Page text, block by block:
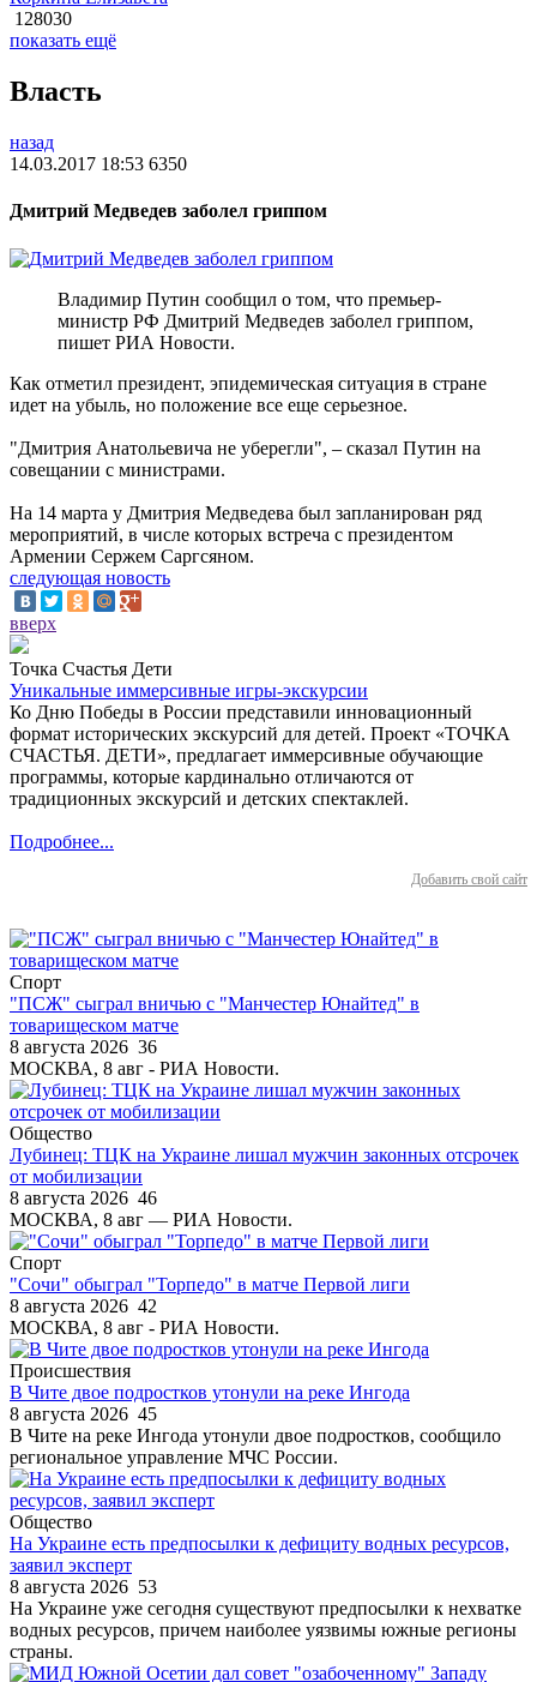
128030
показать ещё
Власть
назад
14.03.2017 18:53 6350
Дмитрий Медведев заболел гриппом
Владимир Путин сообщил о том, что премьер-
министр РФ Дмитрий Медведев заболел гриппом,
пишет РИА Новости.
Как отметил президент, эпидемическая ситуация в стране
идет на убыль, но положение все еще серьезное.
"Дмитрия Анатольевича не уберегли", – сказал Путин на
совещании с министрами.
На 14 марта у Дмитрия Медведева был запланирован ряд
мероприятий, в числе которых встреча с президентом
Армении Сержем Саргсяном.
следующая новость
вверх
Точка Счастья Дети
Уникальные иммерсивные игры-экскурсии
Ко Дню Победы в России представили инновационный
формат исторических экскурсий для детей. Проект «ТОЧКА
СЧАСТЬЯ. ДЕТИ», предлагает иммерсивные обучающие
программы, которые кардинально отличаются от
традиционных экскурсий и детских спектаклей.
Подробнее...
Добавить свой сайт
Спорт
"ПСЖ" сыграл вничью с "Манчестер Юнайтед" в
товарищеском матче
8 августа 2026 36
МОСКВА, 8 авг - РИА Новости.
Общество
Лубинец: ТЦК на Украине лишал мужчин законных отсрочек
от мобилизации
8 августа 2026 46
МОСКВА, 8 авг — РИА Новости.
Спорт
"Сочи" обыграл "Торпедо" в матче Первой лиги
8 августа 2026 42
МОСКВА, 8 авг - РИА Новости.
Происшествия
В Чите двое подростков утонули на реке Ингода
8 августа 2026 45
В Чите на реке Ингода утонули двое подростков, сообщило
региональное управление МЧС России.
Общество
На Украине есть предпосылки к дефициту водных ресурсов,
заявил эксперт
8 августа 2026 53
На Украине уже сегодня существуют предпосылки к нехватке
водных ресурсов, причем наиболее уязвимы южные регионы
страны.